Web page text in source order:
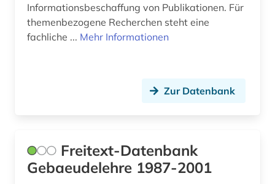
internetressource (1)
irland (1)
japan (1)
keramik (1)
Informationsbeschaffung von Publikationen. Für
themenbezogene Recherchen steht eine
fachliche ... Mehr Informationen
Zur Datenbank
Freitext-Datenbank
Gebaeudelehre 1987-2001